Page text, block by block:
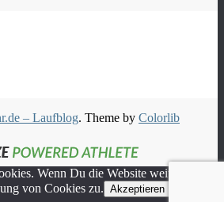
– Laufblog. Theme by Colorlib
Wenn Du die Website weiter nutzt,
von Cookies zu. Akzeptieren